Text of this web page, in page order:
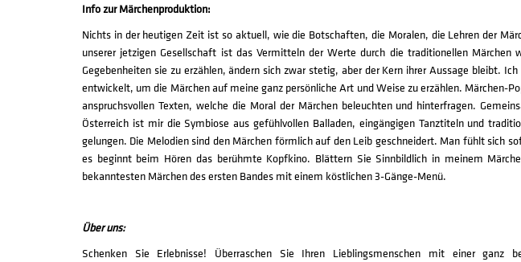
Info zur Märchenproduktion:
Nichts in der heutigen Zeit ist so aktuell, wie die Botschaften, die Moralen, die Lehren der
unserer jetzigen Gesellschaft ist das Vermitteln der Werte durch die traditionellen Märchen
Gegebenheiten sie zu erzählen, ändern sich zwar stetig, aber der Kern ihrer Aussage bleibt.
entwickelt, um die Märchen auf meine ganz persönliche Art und Weise zu erzählen. Märchen-
anspruchsvollen Texten, welche die Moral der Märchen beleuchten und hinterfragen.
Österreich ist mir die Symbiose aus gefühlvollen Balladen, eingängigen Tanztiteln und
gelungen. Die Melodien sind den Märchen förmlich auf den Leib geschneidert. Man fühlt sich
es beginnt beim Hören das berühmte Kopfkino. Blättern Sie Sinnbildlich in meinem
bekanntesten Märchen des ersten Bandes mit einem köstlichen 3-Gänge-Menü.
Über uns:
Schenken Sie Erlebnisse! Überraschen Sie Ihren Lieblingsmenschen mit einer ganz